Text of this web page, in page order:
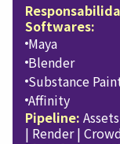
Softwares:
Maya
Blender
Substance
Affinity
Pipeline:
| Render |